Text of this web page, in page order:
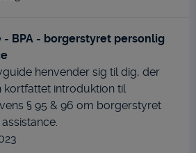
- BPA - borgerstyret personlig
henvender sig til dig, der
kortfattet introduktion til
§ 95 & 96 om borgerstyret